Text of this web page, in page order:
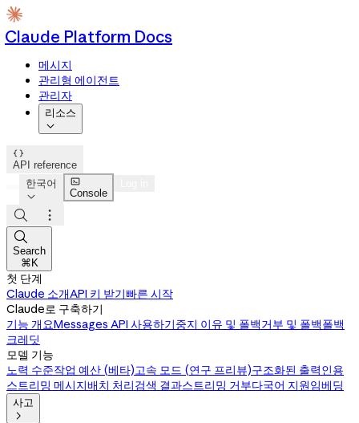
Claude Platform Docs
메시지
관리형 에이전트
관리자
리소스


API reference
한국어


Console



Search
⌘K
첫 단계
Claude 소개API 키 받기빠른 시작
Claude로 구축하기
기능 개요Messages API 사용하기중지 이유 및 폴백거부 및 폴백폴백
크레딧
모델 기능
노력 수준작업 예산 (베타)고속 모드 (연구 프리뷰)구조화된 출력인용
스트리밍 메시지배치 처리검색 결과스트리밍 거부다국어 지원임베딩
사고
